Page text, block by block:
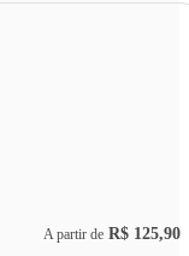
A partir de R$ 125,90